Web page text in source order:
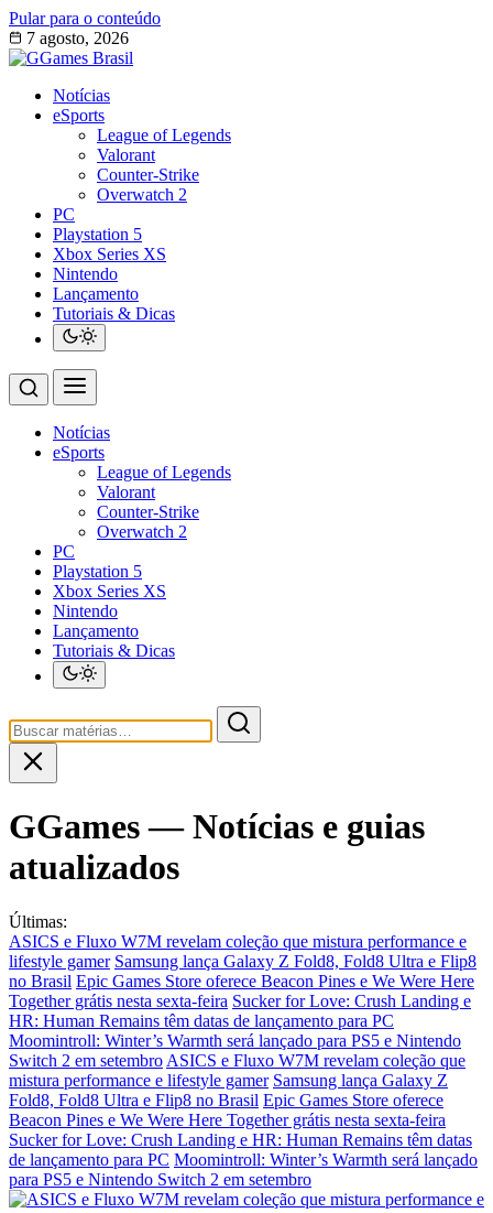
Pular para o conteúdo
7 agosto, 2026
Notícias
eSports
League of Legends
Valorant
Counter-Strike
Overwatch 2
PC
Playstation 5
Xbox Series XS
Nintendo
Lançamento
Tutoriais & Dicas
Notícias
eSports
League of Legends
Valorant
Counter-Strike
Overwatch 2
PC
Playstation 5
Xbox Series XS
Nintendo
Lançamento
Tutoriais & Dicas
GGames — Notícias e guias
atualizados
Últimas:
ASICS e Fluxo W7M revelam coleção que mistura performance e
lifestyle gamer Samsung lança Galaxy Z Fold8, Fold8 Ultra e Flip8
no Brasil Epic Games Store oferece Beacon Pines e We Were Here
Together grátis nesta sexta-feira Sucker for Love: Crush Landing e
HR: Human Remains têm datas de lançamento para PC
Moomintroll: Winter’s Warmth será lançado para PS5 e Nintendo
Switch 2 em setembro ASICS e Fluxo W7M revelam coleção que
mistura performance e lifestyle gamer Samsung lança Galaxy Z
Fold8, Fold8 Ultra e Flip8 no Brasil Epic Games Store oferece
Beacon Pines e We Were Here Together grátis nesta sexta-feira
Sucker for Love: Crush Landing e HR: Human Remains têm datas
de lançamento para PC Moomintroll: Winter’s Warmth será lançado
para PS5 e Nintendo Switch 2 em setembro